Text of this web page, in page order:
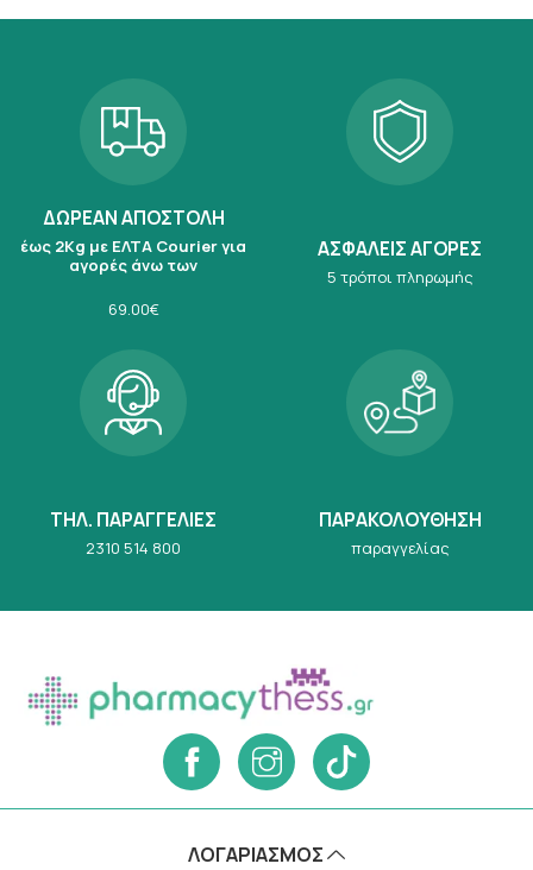
ΔΩΡΕΑΝ ΑΠΟΣΤΟΛΗ
έως 2Kg με ΕΛΤΑ Courier για
αγορές άνω των
69.00€
ΑΣΦΑΛΕΙΣ ΑΓΟΡΕΣ
5 τρόποι πληρωμής
ΤΗΛ. ΠΑΡΑΓΓΕΛΙΕΣ
2310 514 800
ΠΑΡΑΚΟΛΟΥΘΗΣΗ
παραγγελίας
ΛΟΓΑΡΙΑΣΜΌΣ